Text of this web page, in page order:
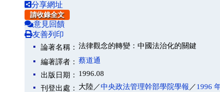
分享網址
請收錄全文
意見回饋
友善列印
論著名稱： 法律觀念的轉變：中國法治化的關鍵
編著譯者： 蔡道通
出版日期： 1996.08
刊登出處： 大陸／中央政法管理幹部學院學報 ／1996